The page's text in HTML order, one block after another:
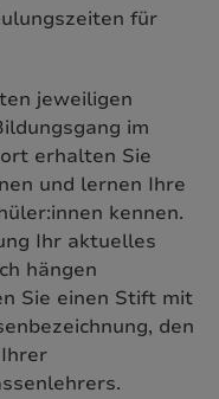
für
jeweiligen
im
erhalten Sie
und lernen Ihre
kennen.
Ihr aktuelles
hängen
Sie einen Stift mit
den